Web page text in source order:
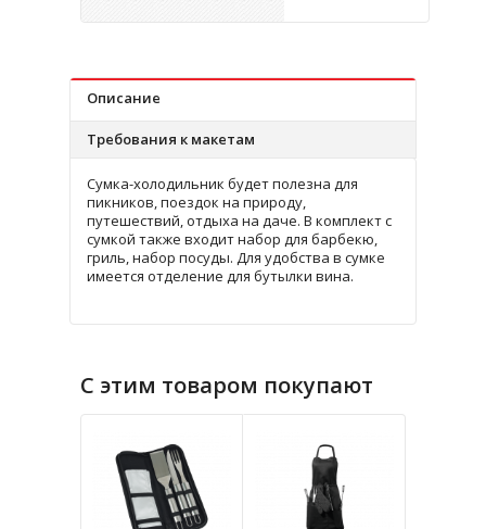
Описание
Требования к макетам
Сумка-холодильник будет полезна для
пикников, поездок на природу,
путешествий, отдыха на даче. В комплект с
сумкой также входит набор для барбекю,
гриль, набор посуды. Для удобства в сумке
имеется отделение для бутылки вина.
С этим товаром покупают